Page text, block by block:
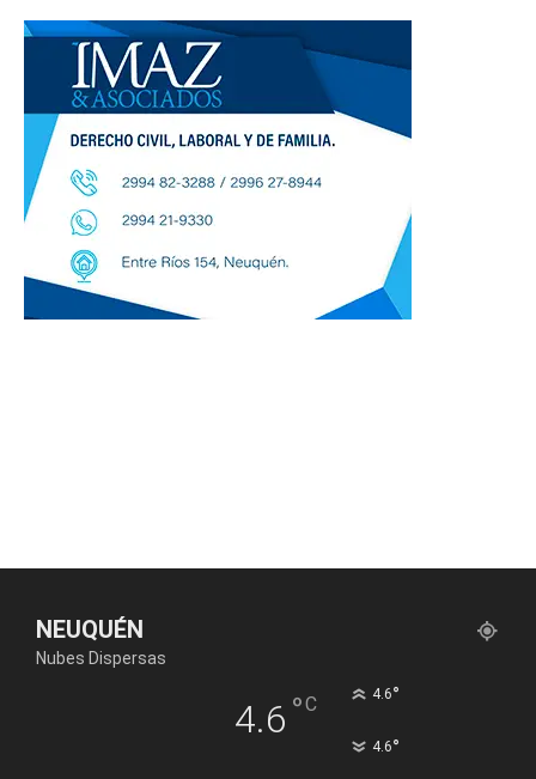
NEUQUÉN
Nubes Dispersas
4.6 °C 4.6°
4.6°